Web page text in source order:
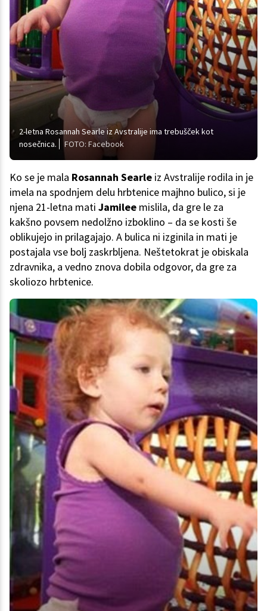
2-letna Rosannah Searle iz Avstralije ima trebušček kot
nosečnica.
FOTO: Facebook
Ko se je mala Rosannah Searle iz Avstralije rodila in je
imela na spodnjem delu hrbtenice majhno bulico, si je
njena 21-letna mati Jamilee mislila, da gre le za
kakšno povsem nedolžno izboklino – da se kosti še
oblikujejo in prilagajajo. A bulica ni izginila in mati je
postajala vse bolj zaskrbljena. Neštetokrat je obiskala
zdravnika, a vedno znova dobila odgovor, da gre za
skoliozo hrbtenice.